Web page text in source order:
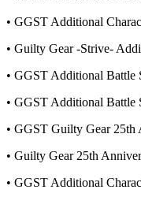
• GGST Additional
• Guilty Gear -Strive-
• GGST Additional Battle
• GGST Additional Battle
• GGST Guilty Gear
• Guilty Gear 25th
• GGST Additional